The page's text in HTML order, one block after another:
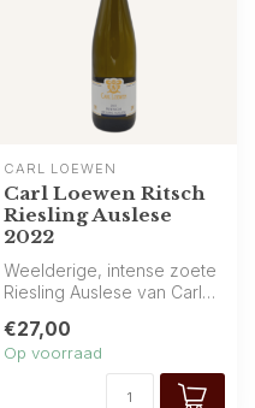
CARL LOEWEN
Carl Loewen Ritsch
Riesling Auslese
2022
Weelderige, intense zoete
Riesling Auslese van Carl
wijngaa...
€27,00
Op voorraad